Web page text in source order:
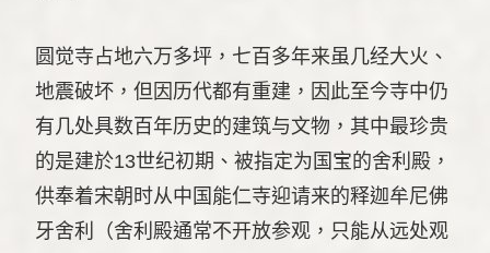
圆觉寺占地六万多坪，七百多年来虽几经大火、
地震破坏，但因历代都有重建，因此至今寺中仍
有几处具数百年历史的建筑与文物，其中最珍贵
的是建於13世纪初期、被指定为国宝的舍利殿，
供奉着宋朝时从中国能仁寺迎请来的释迦牟尼佛
牙舍利（舍利殿通常不开放参观，只能从远处观